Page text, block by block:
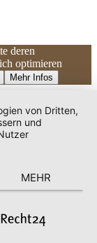
deren
optimieren
Mehr Infos
von Dritten,
und
MEHR
bewertet
und Erfahrungen zu
DOG
100%
Empfehlungen auf
ProvenExpert.com
Bewertungen auf
ProvenExpert.com
Profil werfen